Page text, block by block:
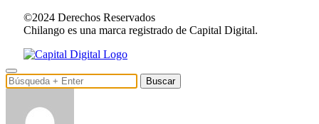
©2024 Derechos Reservados
Chilango es una marca registrado de Capital Digital.
Buscar